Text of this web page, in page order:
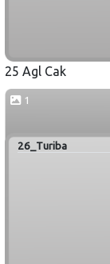
25 Agl Cak
1
26_Turiba